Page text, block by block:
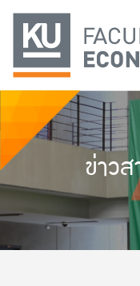
ข่าว